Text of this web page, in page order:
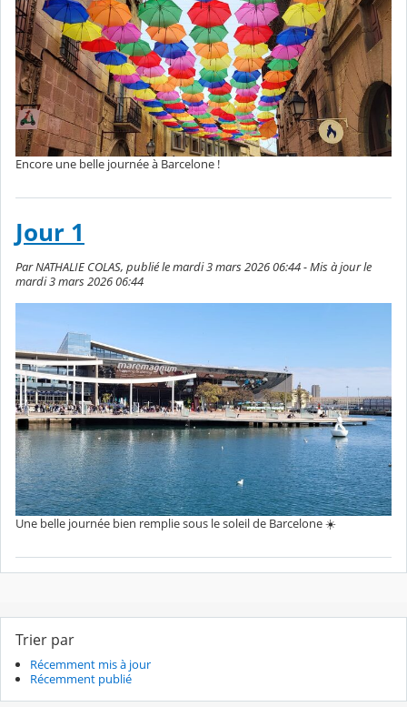
Encore une belle journée à Barcelone !
Jour 1
Par NATHALIE COLAS, publié le mardi 3 mars 2026 06:44 - Mis à jour le
mardi 3 mars 2026 06:44
Une belle journée bien remplie sous le soleil de Barcelone ☀️
Trier par
Récemment mis à jour
Récemment publié